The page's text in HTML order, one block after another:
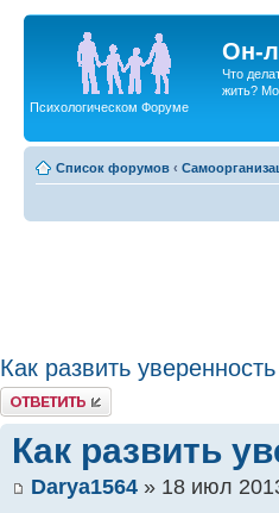
Он-
Что
жить?
Психологическом Форуме
Список форумов ‹
Как развить
Ответить
Как развить
Darya1564 » 18 июл